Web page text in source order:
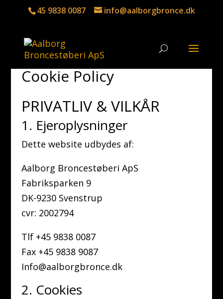
45 9838 0087 info@aalborgbronce.dk
Cookie Policy
PRIVATLIV & VILKÅR
1. Ejeroplysninger
Dette website udbydes af:
Aalborg Broncestøberi ApS
Fabriksparken 9
DK-9230 Svenstrup
cvr: 2002794
Tlf +45 9838 0087
Fax +45 9838 9087
Info@aalborgbronce.dk
2. Cookies